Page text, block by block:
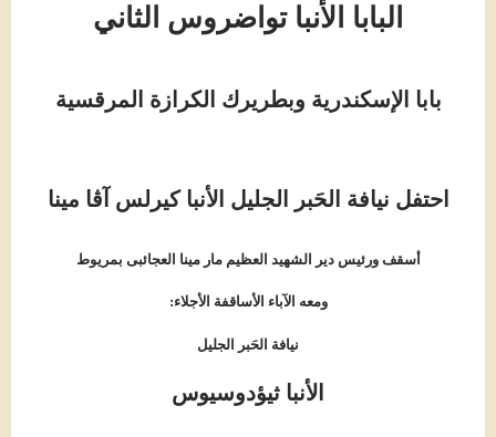
البابا الأنبا تواضروس الثاني
بابا الإسكندرية وبطريرك الكرازة المرقسية
احتفل نيافة الحَبر الجليل الأنبا كيرلس آڤا مينا
أسقف ورئيس دير الشهيد العظيم مار مينا العجائبى بمريوط
ومعه الآباء الأساقفة الأجلاء:
نيافة الحَبر الجليل
الأنبا ثيؤدوسيوس